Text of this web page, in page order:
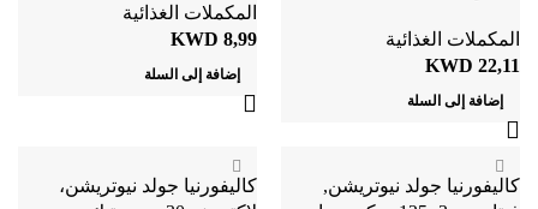
المكملات الغذائية
KWD 22,11
إضافة إلى السلة
المكملات الغذائية
KWD 8,99
إضافة إلى السلة
كاليفورنيا جولد نيوتريشن,
كاليفورنيا جولد نيوتريشن،